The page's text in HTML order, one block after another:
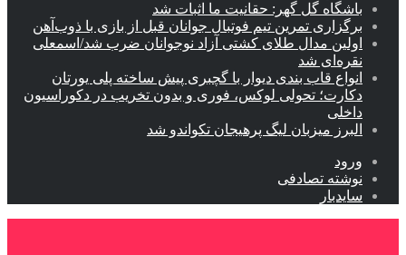
باشگاه گل گهر: حقانیت ما اثبات شد
برگزاری تمرین تیم فوتبال جوانان قبل از بازی با ذوب‌آهن
اولین مدال طلای کشتی آزاد نوجوانان ضرب شد/اسمعلی
نقره‌ای شد
انواع قاب بندی دیوار با گچبری پیش ساخته پلی یورتان
دکارت؛ تحولی لوکس، فوری و بدون تخریب در دکوراسیون
داخلی
البرز میزبان لیگ پرهیجان تکواندو شد
ورود
نوشته تصادفی
سایدبار